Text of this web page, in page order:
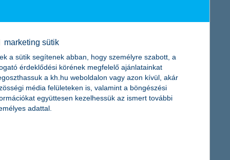
hogy ezzel is támogassa a gyermek-egészségügyet.
a Marcali Városi Kórház vásárolhat műszereket a 8 millió
marketing sütik
a sütik segítenek abban, hogy személyre szabott, a
érdeklődési körének megfelelő ajánlatainkat
a kh.hu weboldalon vagy azon kívül, akár
média felületeken is, valamint a böngészési
együttesen kezelhessük az ismert további
adattal.